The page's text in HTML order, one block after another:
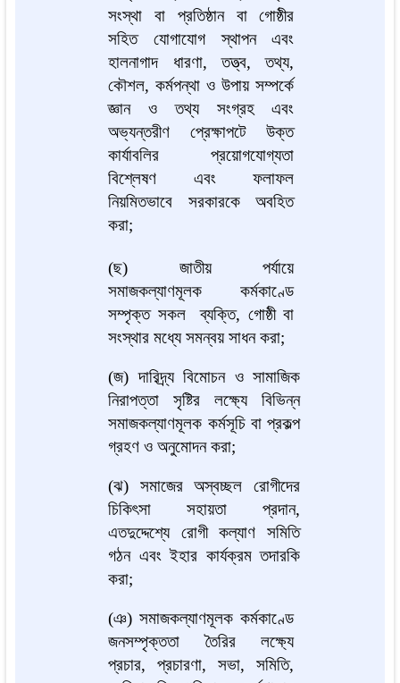
সংস্থা বা প্রতিষ্ঠান বা গোষ্ঠীর
সহিত যোগাযোগ স্থাপন এবং
হালনাগাদ ধারণা, তত্ত্ব, তথ্য,
কৌশল, কর্মপন্থা ও উপায় সম্পর্কে
জ্ঞান ও তথ্য সংগ্রহ এবং
অভ্যন্তরীণ প্রেক্ষাপটে উক্ত
কার্যাবলির প্রয়োগযোগ্যতা
বিশ্লেষণ এবং ফলাফল
নিয়মিতভাবে সরকারকে অবহিত
করা;
(ছ) জাতীয় পর্যায়ে
সমাজকল্যাণমূলক কর্মকাণ্ডে
সম্পৃক্ত সকল ব্যক্তি, গোষ্ঠী বা
সংস্থার মধ্যে সমন্বয় সাধন করা;
(জ) দারিদ্র্য বিমোচন ও সামাজিক
নিরাপত্তা সৃষ্টির লক্ষ্যে বিভিন্ন
সমাজকল্যাণমূলক কর্মসূচি বা প্রকল্প
গ্রহণ ও অনুমোদন করা;
(ঝ) সমাজের অস্বচ্ছল রোগীদের
চিকিৎসা সহায়তা প্রদান,
এতদুদ্দেশ্যে রোগী কল্যাণ সমিতি
গঠন এবং ইহার কার্যক্রম তদারকি
করা;
(ঞ) সমাজকল্যাণমূলক কর্মকাণ্ডে
জনসম্পৃক্ততা তৈরির লক্ষ্যে
প্রচার, প্রচারণা, সভা, সমিতি,